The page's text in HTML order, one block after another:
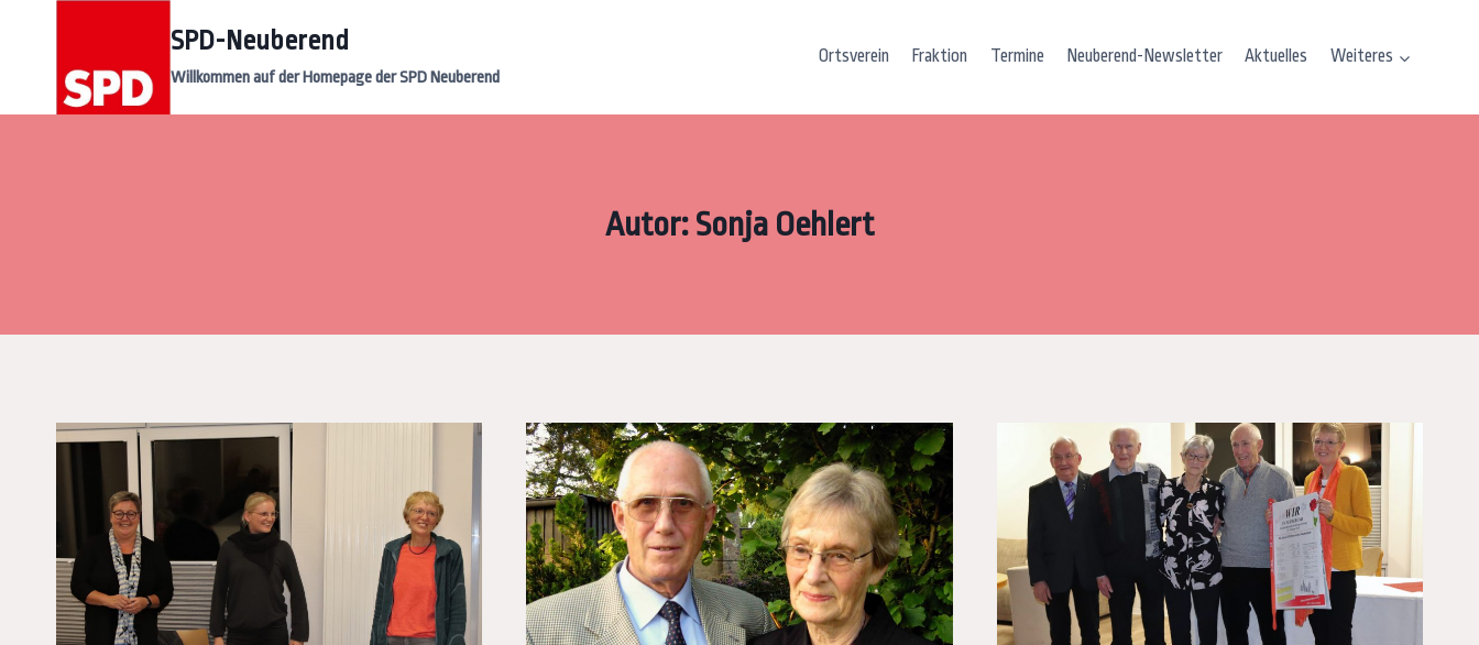
SPD-Neuberend
Willkommen auf der Homepage der SPD Neuberend
Ortsverein Fraktion Termine Neuberend-Newsletter Aktuelles Weiteres
Autor: Sonja Oehlert